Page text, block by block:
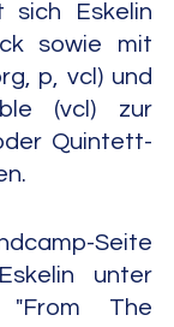
sich Eskelin
sowie mit
p, vcl) und
(vcl) zur
Quintett-
Seite
unter
The